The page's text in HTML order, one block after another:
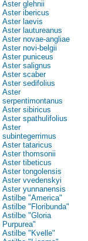
Aster glehnii
Aster ibericus
Aster laevis
Aster lautureanus
Aster novae-angliae
Aster novi-belgii
Aster puniceus
Aster salignus
Aster scaber
Aster sedifolius
Aster
serpentimontanus
Aster sibiricus
Aster spathulifolius
Aster
subintegerrimus
Aster tataricus
Aster thomsonii
Aster tibeticus
Aster tongolensis
Aster vvedenskyi
Aster yunnanensis
Astilbe "America"
Astilbe "Floribunda"
Astilbe "Gloria
Purpurea"
Astilbe "Kvelle"